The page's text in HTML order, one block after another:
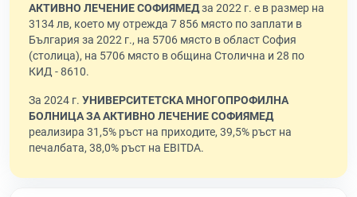
АКТИВНО ЛЕЧЕНИЕ СОФИЯМЕДза 2022 г. е в размер на
3134 лв, което му отрежда 7 856 място по заплати в
България за 2022 г., на 5706 място в област София
(столица), на 5706 място в община Столична и 28 по
КИД - 8610.
За 2024 г. УНИВЕРСИТЕТСКА МНОГОПРОФИЛНА
БОЛНИЦА ЗА АКТИВНО ЛЕЧЕНИЕ СОФИЯМЕД
реализира 31,5% ръст на приходите, 39,5% ръст на
печалбата, 38,0% ръст на EBITDA.